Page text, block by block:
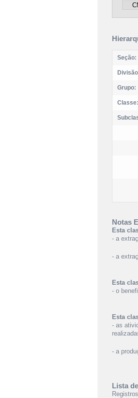
Seção:
Grupo:
Classe:
Notas
Esta
- a
- a
Esta
- o
Esta
- as
- a
Lista